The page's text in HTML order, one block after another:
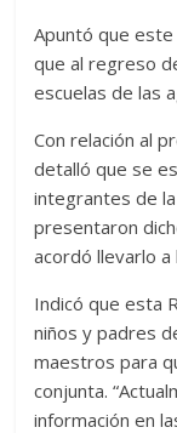
Apuntó que
que al regreso
escuelas de las
Con relación al
detalló que se
integrantes de
presentaron
acordó llevarlo a
Indicó que esta
niños y padres
maestros para
conjunta.
información en